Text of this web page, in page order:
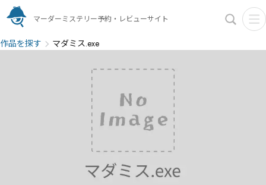
マーダーミステリー予約・レビューサイト
作品を探す マダミス.exe